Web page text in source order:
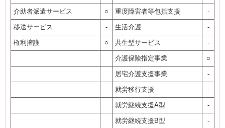
介助者派遣サービス ○ 重度障害者等包括支援 -
移送サービス - 生活介護 -
権利擁護 ○ 共生型サービス -
介護保険指定事業 ○
居宅介護支援事業 -
就労移行支援 -
就労継続支援A型 -
就労継続支援B型 -